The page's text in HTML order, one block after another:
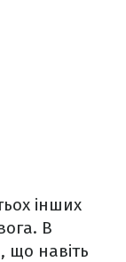
інших
В
що навіть